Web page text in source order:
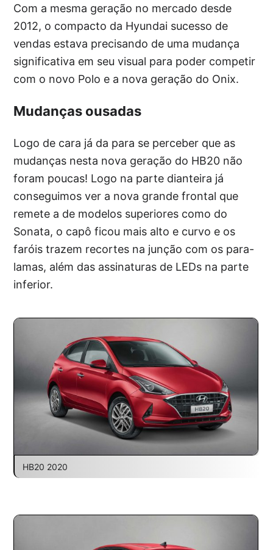
Com a mesma geração no mercado desde
2012, o compacto da Hyundai sucesso de
vendas estava precisando de uma mudança
significativa em seu visual para poder competir
com o novo Polo e a nova geração do Onix.
Mudanças ousadas
Logo de cara já da para se perceber que as
mudanças nesta nova geração do HB20 não
foram poucas! Logo na parte dianteira já
conseguimos ver a nova grande frontal que
remete a de modelos superiores como do
Sonata, o capô ficou mais alto e curvo e os
faróis trazem recortes na junção com os para-
lamas, além das assinaturas de LEDs na parte
inferior.
HB20 2020